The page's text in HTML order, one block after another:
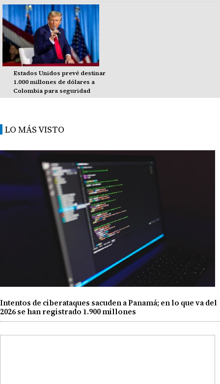
Estados Unidos prevé destinar
1.000 millones de dólares a
Colombia para seguridad
LO MÁS VISTO
Intentos de ciberataques sacuden a Panamá; en lo que va del
2026 se han registrado 1.900 millones